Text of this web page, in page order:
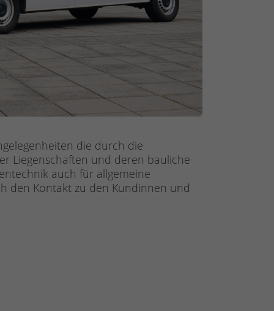
die durch die
Liegenschaften und deren bauliche
auch für allgemeine
den Kontakt zu den Kundinnen und